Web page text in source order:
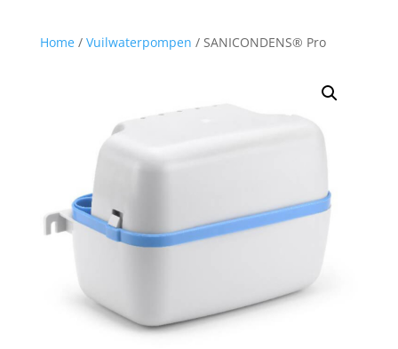
Home/ Vuilwaterpompen / SANICONDENS® Pro